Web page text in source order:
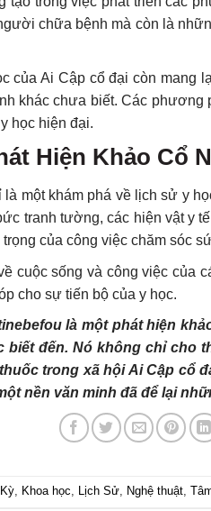
chữa bệnh mà còn là
của Ai Cập cổ đại còn
khác chưa biết. Các
học hiện đại.
Hiện Khảo Cổ
một khám phá về lịch sử y
tranh tường, các hiện vật y
của công việc chăm sóc
cuộc sống và công việc của
cho sự tiến bộ của y học.
là một phát hiện
đến. Nó không chỉ cho
trong xã hội Ai Cập cổ
nền văn minh đã để lại
, Khoa học, Lịch Sử, Nghệ thuật,